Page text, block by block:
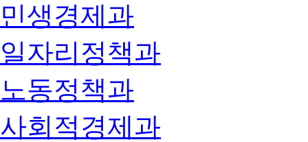
민생경제과
일자리정책과
노동정책과
사회적경제과